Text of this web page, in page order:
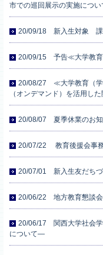
市での巡回展示の実施につい
20/09/18 新入生対象 課
20/09/15 予告≪大学教育
20/08/27 ≪大学教育（学
（オンデマンド）を活用し
20/08/07 夏季休業のお
20/07/22 教育後援会事
20/07/01 新入生友だちづ
20/06/22 地方教育懇談会
20/06/17 関西大学社会
について―